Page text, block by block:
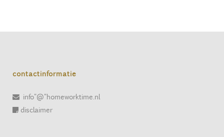
contactinformatie
info"@"homeworktime.nl
disclaimer